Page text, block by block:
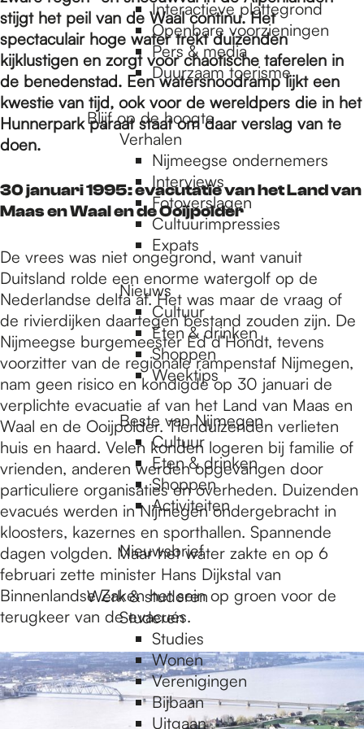
Interactieve plattegrond
Openbare voorzieningen
Pers & media
Duurzaam toerisme
Blijf op de hoogte
Verhalen
Nijmeegse ondernemers
Interviews
Fotoverslagen
Cultuurimpressies
Expats
Nieuws
Cultuur
Eten & drinken
Shoppen
Weektips
Beste van Nijmegen
Cultuur
Eten & drinken
Shoppen
Activiteiten
Nieuwsbrief
Werk & studeren
Studeren
Studies
Wonen
Verenigingen
Bijbaan
Uitgaan
stijgt het peil van de Waal continu. Het
spectaculair hoge water trekt duizenden
kijklustigen en zorgt voor chaotische taferelen in
de benedenstad. Een watersnoodramp lijkt een
kwestie van tijd, ook voor de wereldpers die in het
Hunnerpark paraat staat om daar verslag van te
doen.
30 januari 1995: evacutatie van het Land van
Maas en Waal en de Ooijpolder
De vrees was niet ongegrond, want vanuit
Duitsland rolde een enorme watergolf op de
Nederlandse delta af. Het was maar de vraag of
de rivierdijken daartegen bestand zouden zijn. De
Nijmeegse burgemeester Ed d’Hondt, tevens
voorzitter van de regionale rampenstaf Nijmegen,
nam geen risico en kondigde op 30 januari de
verplichte evacuatie af van het Land van Maas en
Waal en de Ooijpolder. Tienduizenden verlieten
huis en haard. Velen konden logeren bij familie of
vrienden, anderen werden opgevangen door
particuliere organisaties en overheden. Duizenden
evacués werden in Nijmegen ondergebracht in
kloosters, kazernes en sporthallen. Spannende
dagen volgden. Maar het water zakte en op 6
februari zette minister Hans Dijkstal van
Binnenlandse Zaken het sein op groen voor de
terugkeer van de evacués.